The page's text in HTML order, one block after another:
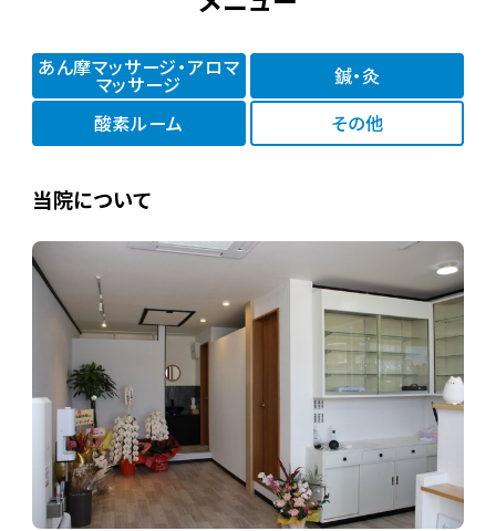
あん摩マッサージ・アロマ
マッサージ
鍼・灸
酸素ルーム
その他
当院について